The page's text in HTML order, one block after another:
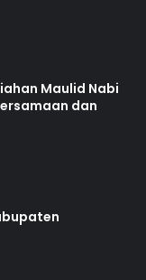
Maulid Nabi
dan